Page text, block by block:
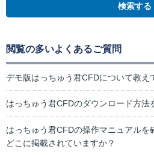
検索する
閲覧の多いよくあるご質問
デモ版はっちゅう君CFDについて教え
はっちゅう君CFDのダウンロード方法
はっちゅう君CFDの操作マニュアルを
どこに掲載されていますか？